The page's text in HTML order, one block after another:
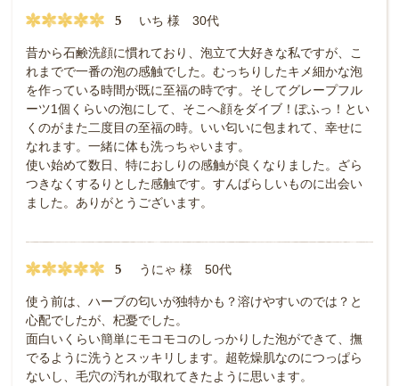
5 いち 様 30代
昔から石鹸洗顔に慣れており、泡立て大好きな私ですが、こ
れまでで一番の泡の感触でした。むっちりしたキメ細かな泡
を作っている時間が既に至福の時です。そしてグレープフル
ーツ1個くらいの泡にして、そこへ顔をダイブ！ぽふっ！とい
くのがまた二度目の至福の時。いい匂いに包まれて、幸せに
なれます。一緒に体も洗っちゃいます。
使い始めて数日、特におしりの感触が良くなりました。ざら
つきなくするりとした感触です。すんばらしいものに出会い
ました。ありがとうございます。
5 うにゃ 様 50代
使う前は、ハーブの匂いが独特かも？溶けやすいのでは？と
心配でしたが、杞憂でした。
面白いくらい簡単にモコモコのしっかりした泡ができて、撫
でるように洗うとスッキリします。超乾燥肌なのにつっぱら
ないし、毛穴の汚れが取れてきたように思います。